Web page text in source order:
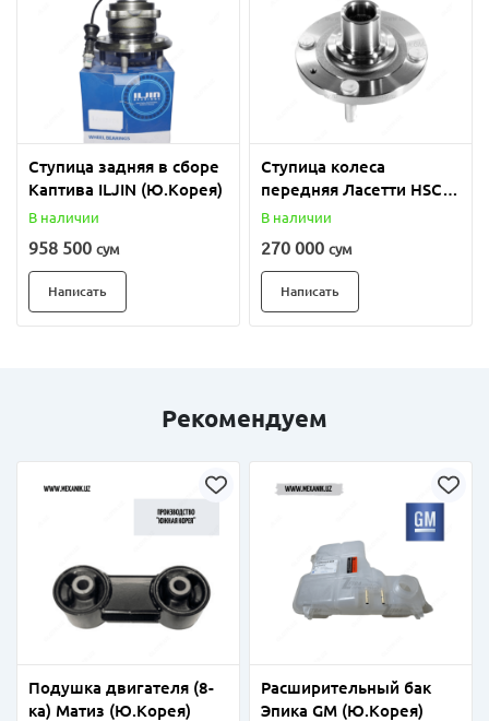
Ступица задняя в сборе
Каптива ILJIN (Ю.Корея)
В наличии
958 500 сум
Написать
Ступица колеса
передняя Ласетти HSC
(Ю.Корея)
В наличии
270 000 сум
Написать
Рекомендуем
Подушка двигателя (8-
ка) Матиз (Ю.Корея)
Расширительный бак
Эпика GM (Ю.Корея)